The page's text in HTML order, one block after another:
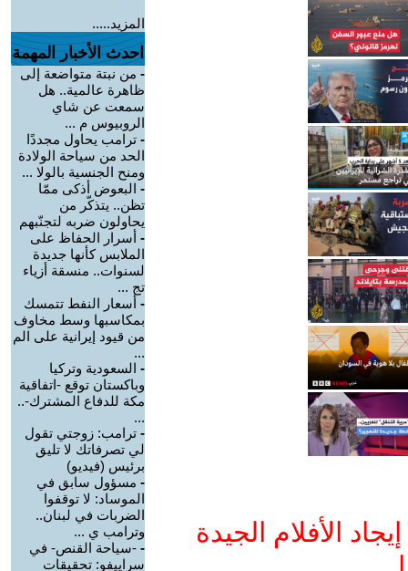
الأفلام الجيدة
المزيد.....
احدث الأخبار المهمة
- من نبتة متواضعة إلى
ظاهرة عالمية.. هل
سمعت عن شاي
الروبيوس م ...
- ترامب يحاول مجددًا
الحد من سياحة الولادة
ومنح الجنسية بالولا ...
- البعوض أذكى ممّا
تظن.. يتذكّر من
يحاولون ضربه لتجنّبهم
- أسرار الحفاظ على
الملابس كأنها جديدة
لسنوات.. منسقة أزياء
تج ...
- أسعار النفط تتمسك
بمكاسبها وسط مخاوف
من قيود إيرانية على الم
...
- السعودية وتركيا
وباكستان توقع -اتفاقية
مكة للدفاع المشترك-..
...
- ترامب: زوجتي تقول
لي تصرفاتك لا تليق
برئيس (فيديو)
- مسؤول سابق في
الموساد: لا توقفوا
الضربات في لبنان..
وترامب ي ...
- -سياحة القنص- في
سراييفو: تحقيقات